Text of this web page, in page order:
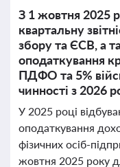
З 1 жовтня 2025
квартальну
збору та ЄСВ, а
оподаткування
ПДФО та 5%
чинності з 2026
У 2025 році
оподаткування
фізичних осіб-
жовтня 2025 року